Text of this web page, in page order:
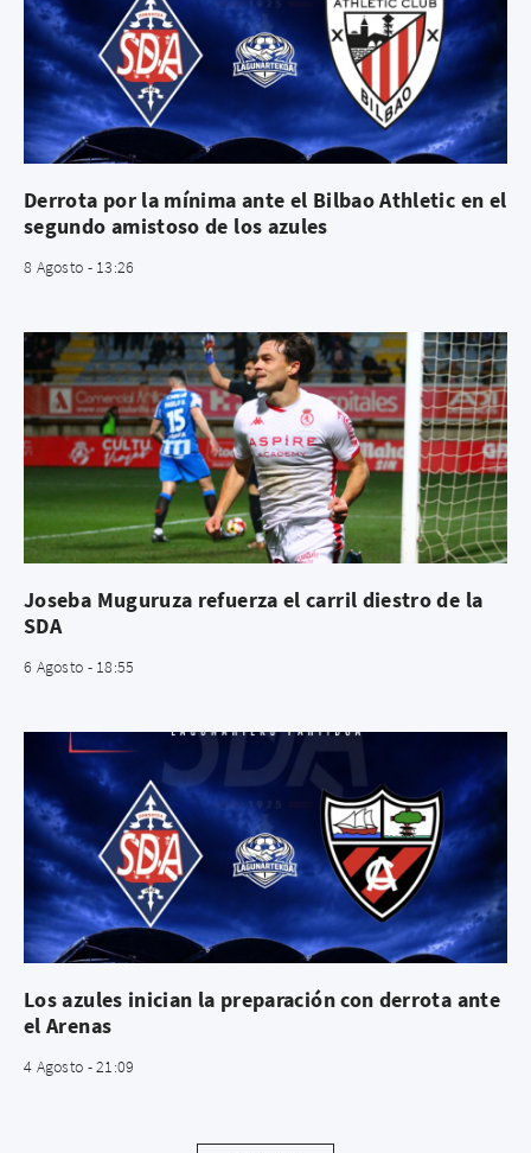
Derrota por la mínima ante el Bilbao Athletic en el
segundo amistoso de los azules
8 Agosto - 13:26
Joseba Muguruza refuerza el carril diestro de la
SDA
6 Agosto - 18:55
Los azules inician la preparación con derrota ante
el Arenas
4 Agosto - 21:09